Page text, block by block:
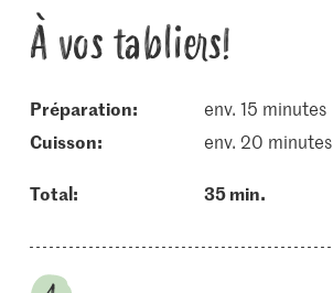
À vos tabliers!
Préparation:
env. 15 minutes
cuisson:
env. 20 minutes
Total: 35 min.